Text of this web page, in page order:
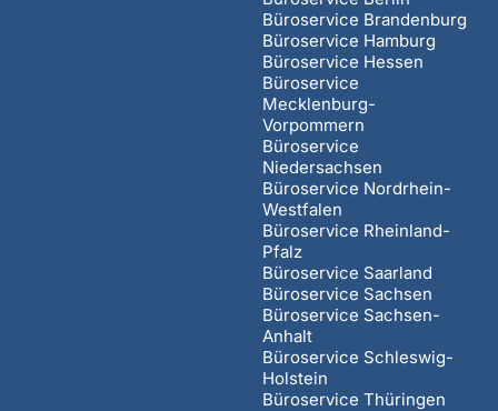
Büroservice Brandenburg
Büroservice Hamburg
Büroservice Hessen
Büroservice
Mecklenburg-
Vorpommern
Büroservice
Niedersachsen
Büroservice Nordrhein-
Westfalen
Büroservice Rheinland-
Pfalz
Büroservice Saarland
Büroservice Sachsen
Büroservice Sachsen-
Anhalt
Büroservice Schleswig-
Holstein
Büroservice Thüringen